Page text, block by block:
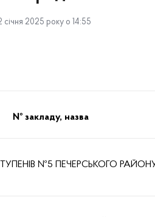
січня 2025 року о 14:55
№ закладу, назва
№5 ПЕЧЕРСЬКОГО